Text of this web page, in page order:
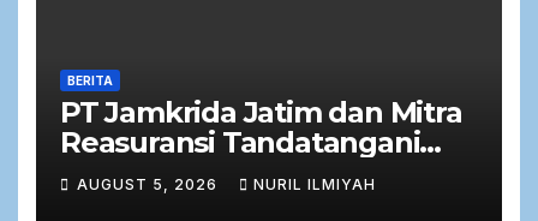
BERITA
PT Jamkrida Jatim dan Mitra
Reasuransi Tandatangani
Perjanjian Facultative
Obligatory 2026
AUGUST 5, 2026 NURIL ILMIYAH